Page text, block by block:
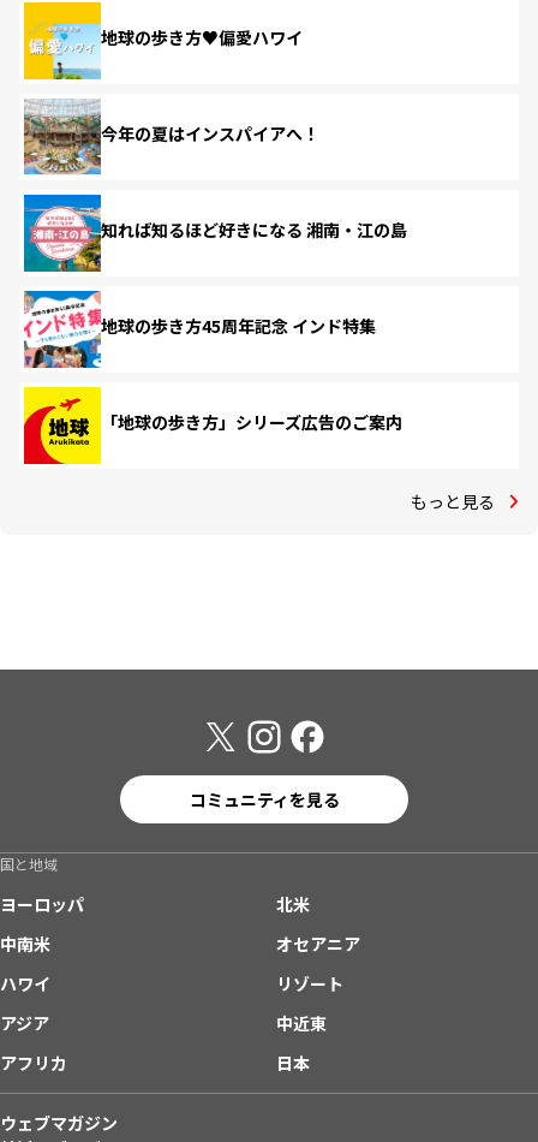
地球の歩き方♥偏愛ハワイ
今年の夏はインスパイアへ！
知れば知るほど好きになる 湘南・江の島
地球の歩き方45周年記念 インド特集
「地球の歩き方」シリーズ広告のご案内
もっと見る
コミュニティを見る
国と地域
ヨーロッパ
北米
中南米
オセアニア
ハワイ
リゾート
アジア
中近東
アフリカ
日本
ウェブマガジン